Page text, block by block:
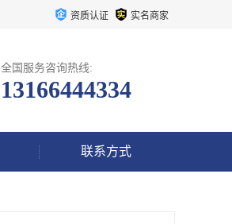
资质认证 实名商家
全国服务咨询热线:
13166444334
联系方式